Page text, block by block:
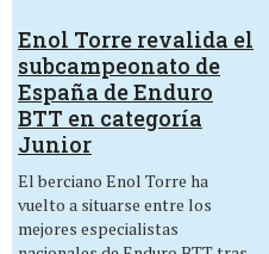
Enol Torre revalida el
subcampeonato de
España de Enduro
BTT en categoría
Junior
El berciano Enol Torre ha
vuelto a situarse entre los
mejores especialistas